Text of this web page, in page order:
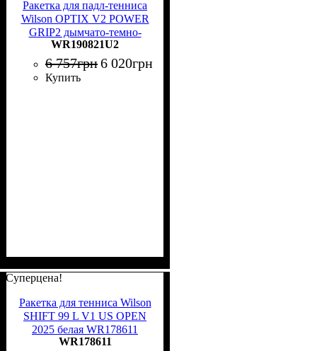
Ракетка для падл-тенниса
Wilson OPTIX V2 POWER
GRIP2 дымчато-темно-
синяя WR190821U2
WR190821U2
6 757грн6 020грн
Купить
Суперцена!
Ракетка для тенниса Wilson
SHIFT 99 L V1 US OPEN
2025 белая WR178611
WR178611